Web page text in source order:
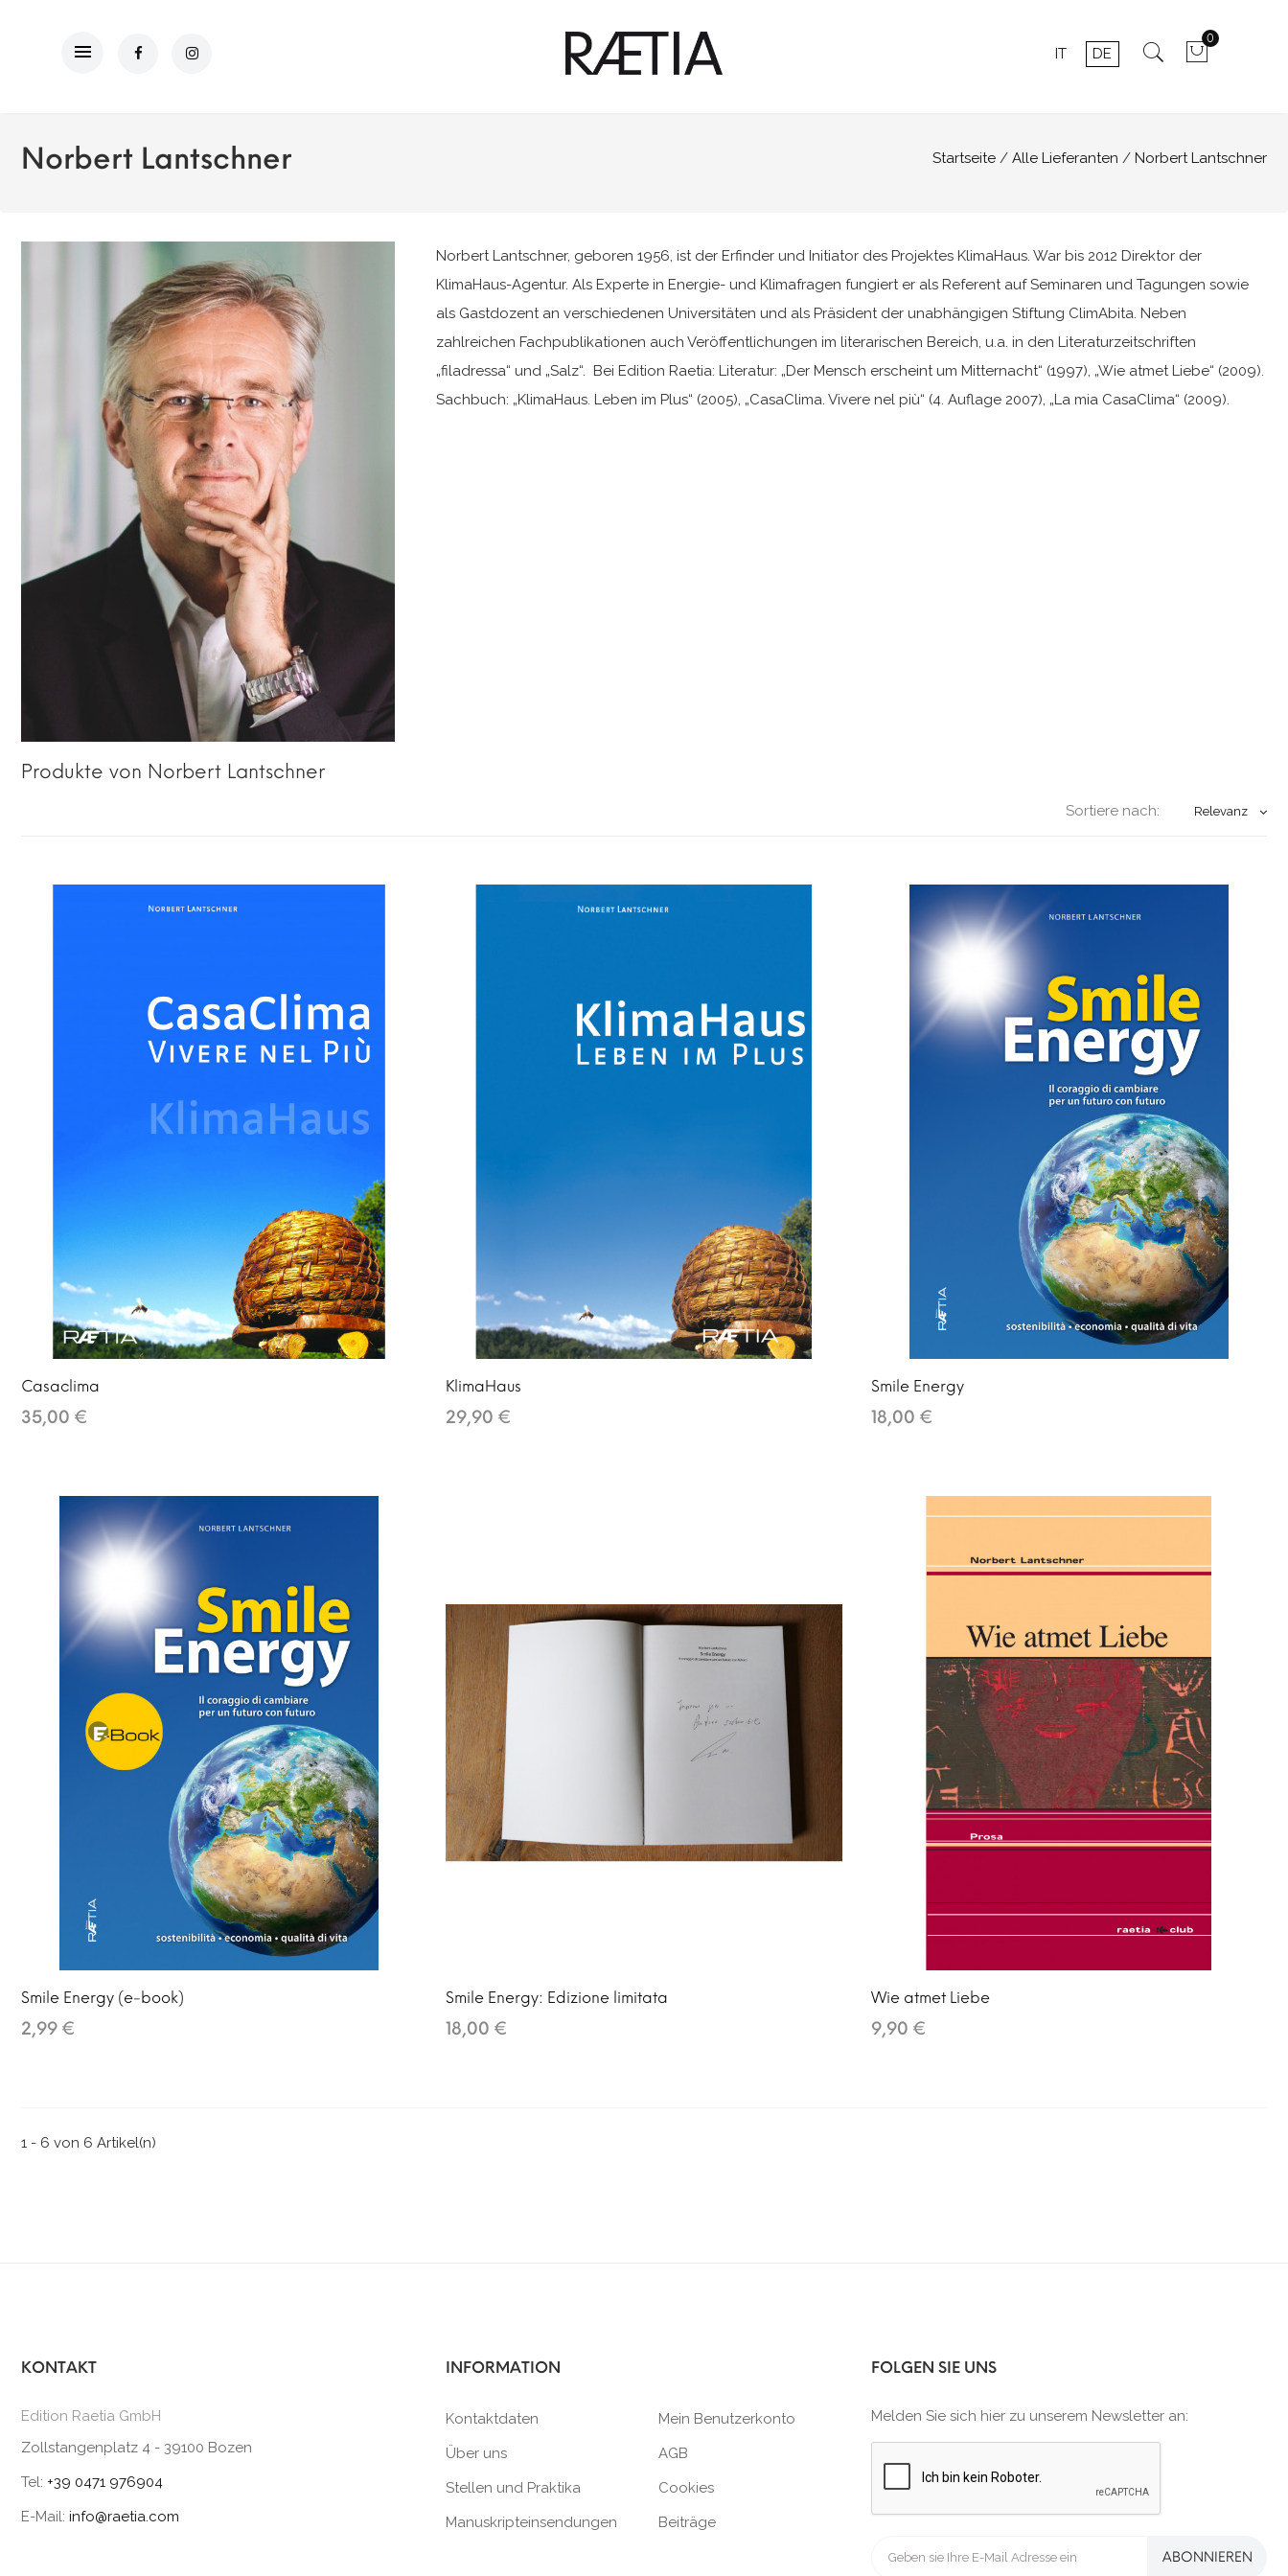
0
IT DE
Norbert Lantschner Startseite Alle Lieferanten Norbert Lantschner
Norbert Lantschner, geboren 1956, ist der Erfinder und Initiator des Projektes KlimaHaus. War bis 2012 Direktor der
KlimaHaus-Agentur. Als Experte in Energie- und Klimafragen fungiert er als Referent auf Seminaren und Tagungen sowie
als Gastdozent an verschiedenen Universitäten und als Präsident der unabhängigen Stiftung ClimAbita. Neben
zahlreichen Fachpublikationen auch Veröffentlichungen im literarischen Bereich, u.a. in den Literaturzeitschriften
„filadressa“ und „Salz“. Bei Edition Raetia: Literatur: „Der Mensch erscheint um Mitternacht“ (1997), „Wie atmet Liebe“ (2009).
Sachbuch: „KlimaHaus. Leben im Plus“ (2005), „CasaClima. Vivere nel più“ (4. Auflage 2007), „La mia CasaClima“ (2009).
Produkte von Norbert Lantschner
Sortiere nach: Relevanz
Casaclima
35,00 €
KlimaHaus
29,90 €
Smile Energy
18,00 €
Smile Energy (e-book)
2,99 €
Smile Energy: Edizione limitata
18,00 €
Wie atmet Liebe
9,90 €
1 - 6 von 6 Artikel(n)
KONTAKT
Edition Raetia GmbH
Zollstangenplatz 4 - 39100 Bozen
Tel: +39 0471 976904
E-Mail: info@raetia.com
INFORMATION
Kontaktdaten
Über uns
Stellen und Praktika
Manuskripteinsendungen
Mein Benutzerkonto
AGB
Cookies
Beiträge
FOLGEN SIE UNS
Melden Sie sich hier zu unserem Newsletter an:
ABONNIEREN